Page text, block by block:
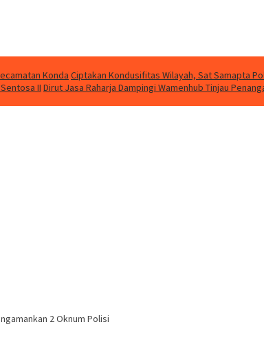
Konda Ciptakan Kondusifitas Wilayah, Sat Samapta
II Dirut Jasa Raharja Dampingi Wamenhub Tinjau
2 Oknum Polisi